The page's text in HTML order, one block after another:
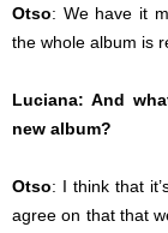
Otso: We have it
the whole album is
Luciana: And
new album?
Otso: I think that
agree on that that